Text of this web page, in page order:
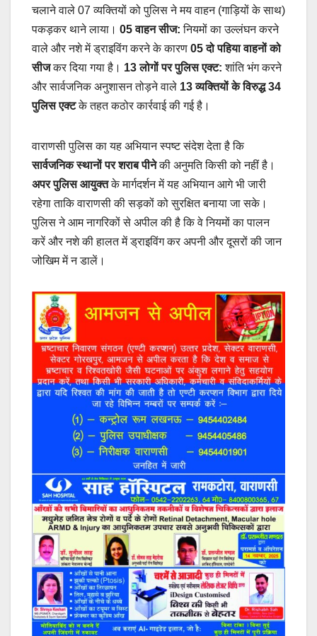
चलाने वाले 07 व्यक्तियों को पुलिस ने मय वाहन (गाड़ियों के साथ)
पकड़कर थाने लाया। 05 वाहन सीज: नियमों का उल्लंघन करने
वाले और नशे में ड्राइविंग करने के कारण 05 दो पहिया वाहनों को
सीजकर दिया गया है। 13 लोगों पर पुलिस एक्ट: शांति भंग करने
और सार्वजनिक अनुशासन तोड़ने वाले 13 व्यक्तियों के विरुद्ध 34
पुलिस एक्टके तहत कठोर कार्रवाई की गई है।
वाराणसी पुलिस का यह अभियान स्पष्ट संदेश देता है कि
सार्वजनिक स्थानों पर शराब पीनेकी अनुमति किसी को नहीं है।
अपर पुलिस आयुक्तके मार्गदर्शन में यह अभियान आगे भी जारी
रहेगा ताकि वाराणसी की सड़कों को सुरक्षित बनाया जा सके।
पुलिस ने आम नागरिकों से अपील की है कि वे नियमों का पालन
करें और नशे की हालत में ड्राइविंग कर अपनी और दूसरों की जान
जोखिम में न डालें।